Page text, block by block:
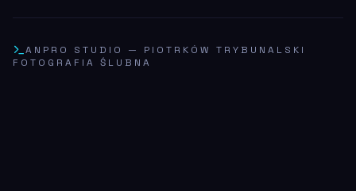
ANPRO STUDIO — PIOTRKÓW TRYBUNALSKI
FOTOGRAFIA ŚLUBNA